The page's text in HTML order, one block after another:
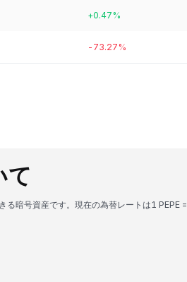
+0.47%
-73.27%
て
暗号資産です。現在の為替レートは1 PEPE =